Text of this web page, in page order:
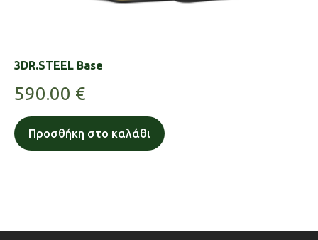
3DR.STEEL Base
590.00 €
Προσθήκη στο καλάθι